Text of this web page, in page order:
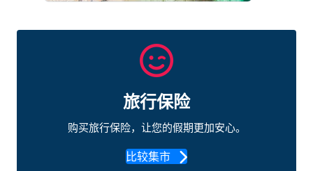
旅行保险
购买旅行保险，让您的假期更加安心。
比较集市